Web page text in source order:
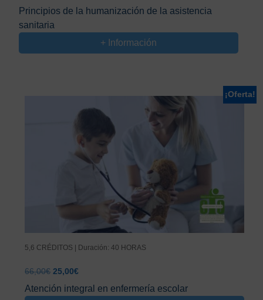
precio
original
era:
precio
actual
Principios de la humanización de la asistencia
sanitaria
+ Información
¡Oferta!
5,6 CRÉDITOS | Duración: 40 HORAS
66,00€ El
precio
original
25,00€El
precio
actual
Atención integral en enfermería escolar